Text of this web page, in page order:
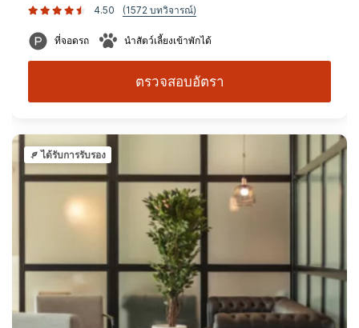
4.50
(1572 บทวิจารณ์)
ที่จอดรถ นำสัตว์เลี้ยงเข้าพักได้
ตรวจสอบอัตรา
ได้รับการรับรอง